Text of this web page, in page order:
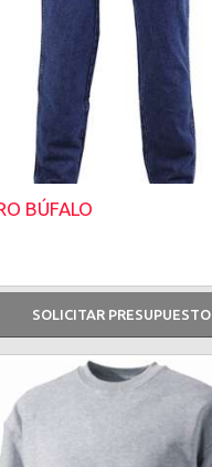
BÚFALO
SOLICITAR PRESUPUESTO